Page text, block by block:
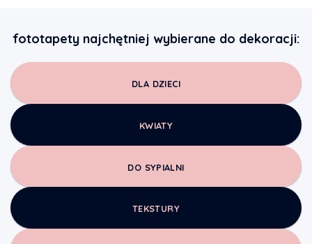
fototapety najchętniej wybierane do dekoracji:
DLA DZIECI
KWIATY
DO SYPIALNI
TEKSTURY